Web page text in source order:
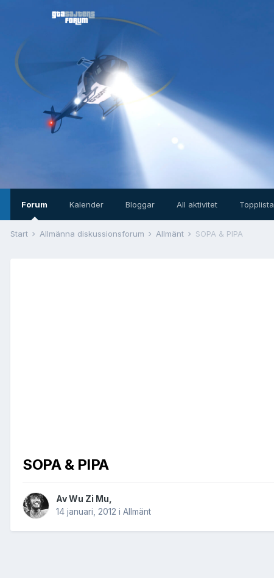
Forum Kalender Bloggar All aktivitet Topplista
Start Allmänna diskussionsforum Allmänt SOPA & PIPA
SOPA & PIPA
AvWu Zi Mu
14 januari, 2012 i Allmänt